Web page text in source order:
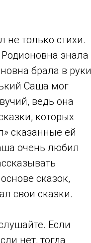
только стихи.
знала
брала в руки
Саша мог
ведь она
которых
сказанные ей
очень любил
сказок,
свои сказки.
Если
нет, тогда